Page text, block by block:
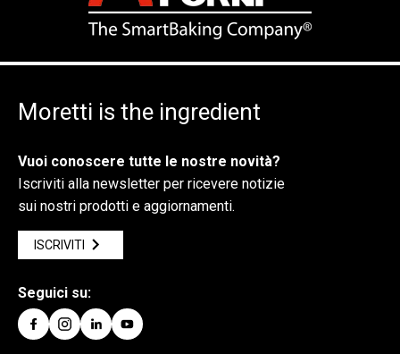
Moretti is the ingredient
Vuoi conoscere tutte le nostre novità?
Iscriviti alla newsletter per ricevere notizie
sui nostri prodotti e aggiornamenti.
ISCRIVITI
Seguici su: